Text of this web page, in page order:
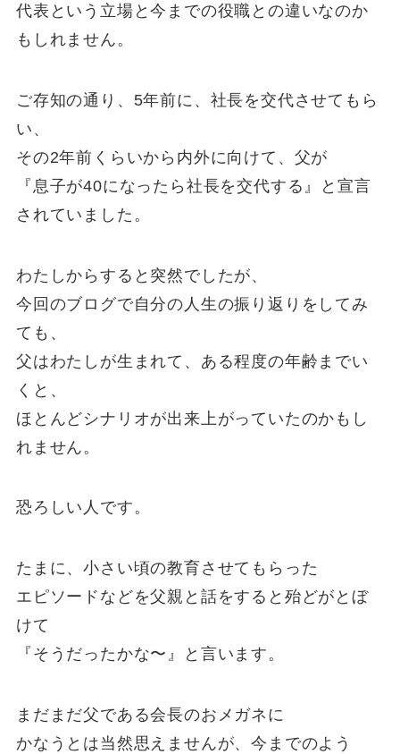
代表という立場と今までの役職との違いなのか
もしれません。
ご存知の通り、5年前に、社長を交代させてもら
い、
その2年前くらいから内外に向けて、父が
『息子が40になったら社長を交代する』と宣言
されていました。
わたしからすると突然でしたが、
今回のブログで自分の人生の振り返りをしてみ
ても、
父はわたしが生まれて、ある程度の年齢までい
くと、
ほとんどシナリオが出来上がっていたのかもし
れません。
恐ろしい人です。
たまに、小さい頃の教育させてもらった
エピソードなどを父親と話をすると殆どがとぼ
けて
『そうだったかな〜』と言います。
まだまだ父である会長のおメガネに
かなうとは当然思えませんが、今までのよう